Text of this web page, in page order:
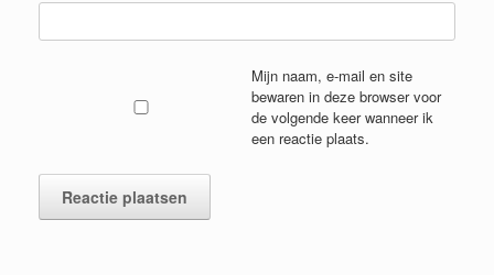
Mijn naam, e-mail en site
bewaren in deze browser voor
de volgende keer wanneer ik
een reactie plaats.